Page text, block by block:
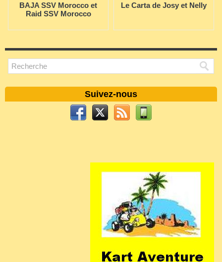
BAJA SSV Morocco et
Raid SSV Morocco
Le Carta de Josy et Nelly
Suivez-nous